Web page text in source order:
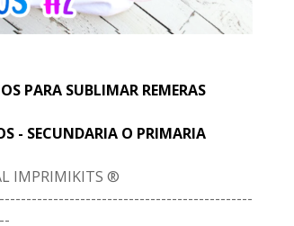
PARA SUBLIMAR REMERAS
- SECUNDARIA O PRIMARIA
IMPRIMIKITS ®